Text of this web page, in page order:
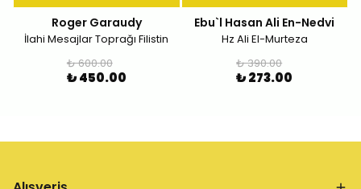
Roger Garaudy
İlahi Mesajlar Toprağı Filistin
₺ 600.00
₺ 450.00
Ebu`l Hasan Ali En-Nedvi
Hz Ali El-Murteza
₺ 390.00
₺ 273.00